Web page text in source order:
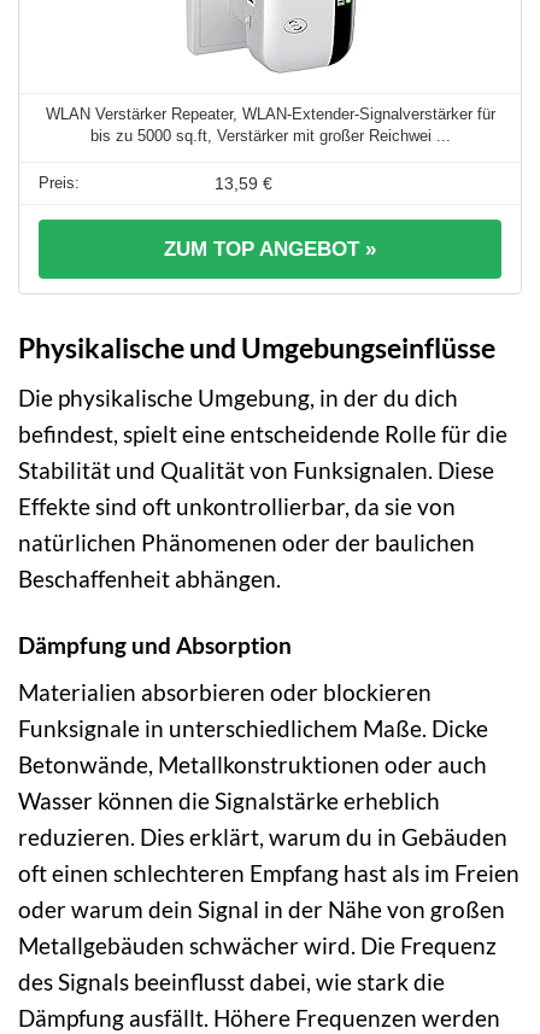
WLAN Verstärker Repeater, WLAN-Extender-Signalverstärker für
bis zu 5000 sq.ft, Verstärker mit großer Reichwei ...
13,59 €
ZUM TOP ANGEBOT »
Physikalische und Umgebungseinflüsse
Die physikalische Umgebung, in der du dich
befindest, spielt eine entscheidende Rolle für die
Stabilität und Qualität von Funksignalen. Diese
Effekte sind oft unkontrollierbar, da sie von
natürlichen Phänomenen oder der baulichen
Beschaffenheit abhängen.
Dämpfung und Absorption
Materialien absorbieren oder blockieren
Funksignale in unterschiedlichem Maße. Dicke
Betonwände, Metallkonstruktionen oder auch
Wasser können die Signalstärke erheblich
reduzieren. Dies erklärt, warum du in Gebäuden
oft einen schlechteren Empfang hast als im Freien
oder warum dein Signal in der Nähe von großen
Metallgebäuden schwächer wird. Die Frequenz
des Signals beeinflusst dabei, wie stark die
Dämpfung ausfällt. Höhere Frequenzen werden